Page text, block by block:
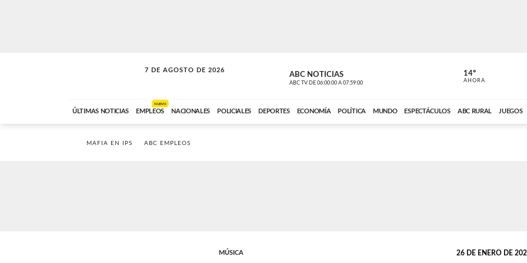
7 DE AGOSTO DE 2026
LA INCONDICIONAL ABC NOTICIAS
ABC TV DE 06:00:00 A 07:59:00 ABC CARDINAL
14º
AHORA
ÚLTIMAS NOTICIAS EMPLEOS
NUEVO
NACIONALES POLICIALES DEPORTES ECONOMÍA POLÍTICA MUNDO ESPECTÁCULOS ABC RURAL JUEGOS
MAFIA EN IPS ABC EMPLEOS
MÚSICA 26 DE ENERO DE